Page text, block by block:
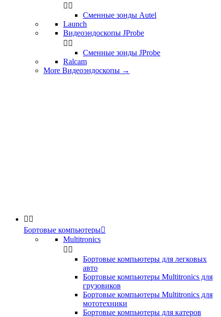
 
Сменные зонды Autel
Launch
Видеоэндоскопы JProbe
 
Сменные зонды JProbe
Ralcam
More Видеоэндоскопы →
 
Бортовые компьютеры
Multitronics
 
Бортовые компьютеры для легковых
авто
Бортовые компьютеры Multitronics для
грузовиков
Бортовые компьютеры Multitronics для
мототехники
Бортовые компьютеры для катеров